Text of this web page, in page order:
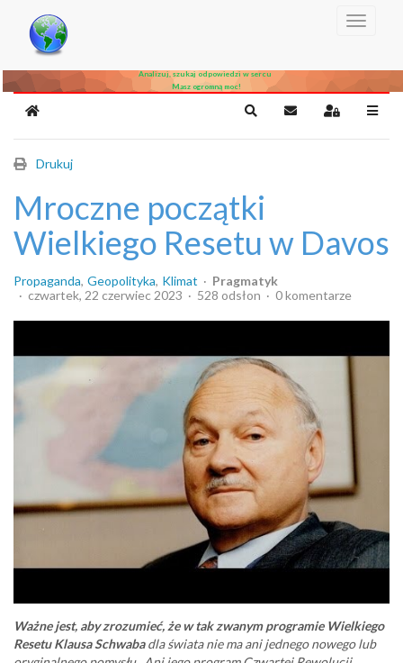
Masz ogromną moc!
Analizuj, szukaj odpowiedzi w sercu
Home SearchSubskrybujSign In
Drukuj
Mroczne początki
Wielkiego Resetu w Davos
Propaganda Geopolityka Klimat
Pragmatyk
czwartek, 22 czerwiec 2023
528 odsłon 0 komentarze
Ważne jest, aby zrozumieć, że w tak zwanym programie Wielkiego
Resetu Klausa Schwabadla świata nie ma ani jednego nowego lub